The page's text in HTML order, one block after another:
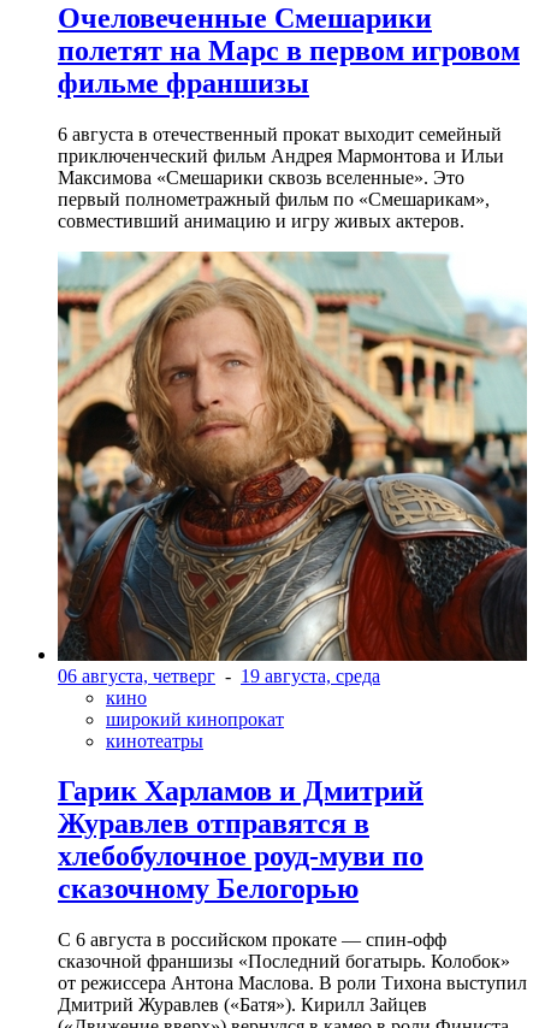
Очеловеченные Смешарики
полетят на Марс в первом игровом
фильме франшизы
6 августа в отечественный прокат выходит семейный
приключенческий фильм Андрея Мармонтова и Ильи
Максимова «Смешарики сквозь вселенные». Это
первый полнометражный фильм по «Смешарикам»,
совместивший анимацию и игру живых актеров.
06 августа, четверг - 19 августа, среда
кино
широкий кинопрокат
кинотеатры
Гарик Харламов и Дмитрий
Журавлев отправятся в
хлебобулочное роуд-муви по
сказочному Белогорью
С 6 августа в российском прокате — спин-офф
сказочной франшизы «Последний богатырь. Колобок»
от режиссера Антона Маслова. В роли Тихона выступил
Дмитрий Журавлев («Батя»). Кирилл Зайцев